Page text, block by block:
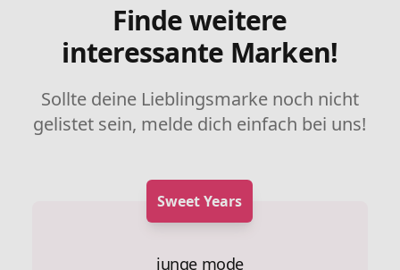
Finde weitere
interessante Marken!
Sollte deine Lieblingsmarke noch nicht
gelistet sein, melde dich einfach bei uns!
Sweet Years
junge mode